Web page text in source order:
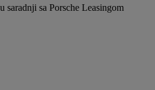
saradnji sa Porsche Leasingom